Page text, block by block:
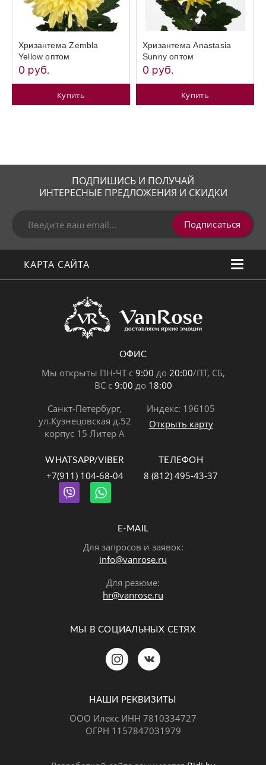
Хризантема Zembla
Yellow оптом
0 руб.
Купить
Хризантема Anastasia
Sunny оптом
0 руб.
Купить
ПОДПИШИСЬ И ПОЛУЧАЙ
ИНТЕРЕСНЫЕ ПРЕДЛОЖЕНИЯ И СКИДКИ
Подписаться
КАРТА САЙТА
ОФИС
Мы открыты ПН-ЧТ с 9:00 до 20:00/ПТ, СБ,
ВС с 9:00 до 18:00
Санкт-Петербург,
ул.Кузнецовская д.52
корпус 15 Литер А
Индекс: 196105
Открыть карту
WHATSAPP/VIBER
+7(911) 104-68-04
ТЕЛЕФОН
8 (812) 495-43-37
E-MAIL
Для запросов и заявок:
info@vanrose.ru
Для резюме:
hr@vanrose.ru
МЫ В СОЦИАЛЬНЫХ СЕТЯХ
НАШИ РЕКВИЗИТЫ
ООО Илекс ИНН 7810334727
ОГРН 1157847031979
Позвонить Telegram